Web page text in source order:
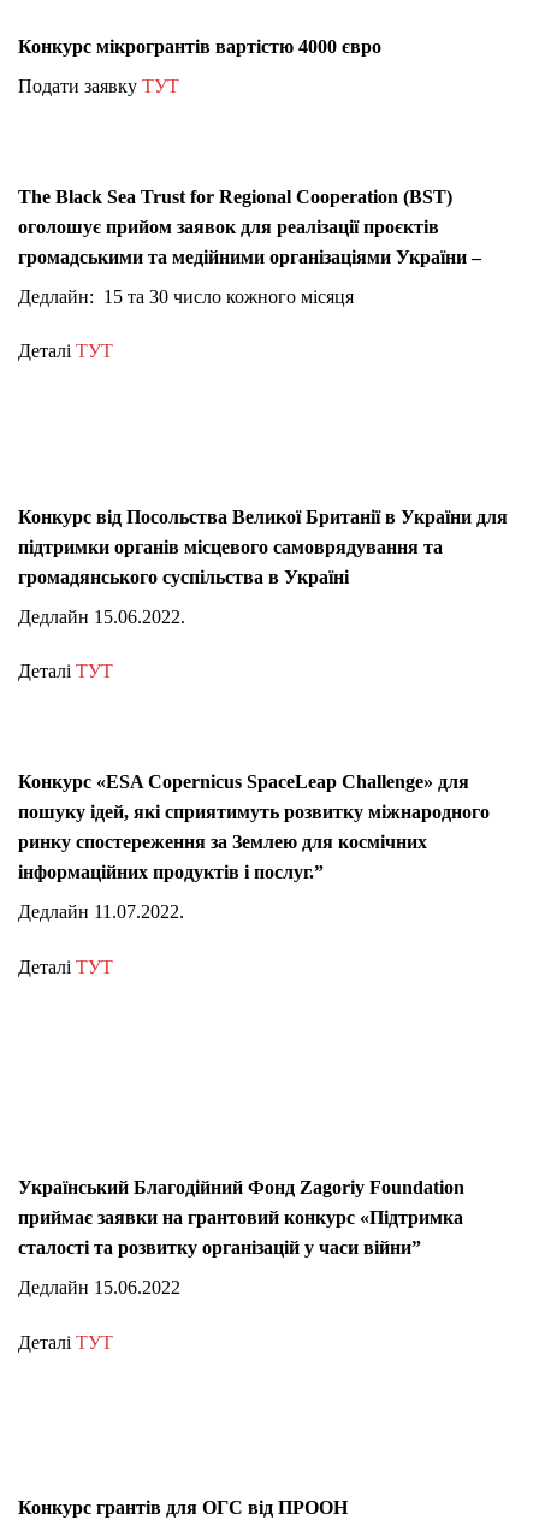
Конкурс мікрогрантів вартістю 4000 євро
Подати заявку ТУТ
The Black Sea Trust for Regional Cooperation (BST)
оголошує прийом заявок для реалізації проєктів
громадськими та медійними організаціями України –
Дедлайн: 15 та 30 число кожного місяця
Деталі ТУТ
Конкурс від Посольства Великої Британії в України для
підтримки органів місцевого самоврядування та
громадянського суспільства в Україні
Дедлайн 15.06.2022.
Деталі ТУТ
Конкурс «ESA Copernicus SpaceLeap Challenge» для
пошуку ідей, які сприятимуть розвитку міжнародного
ринку спостереження за Землею для космічних
інформаційних продуктів і послуг.”
Дедлайн 11.07.2022.
Деталі ТУТ
Український Благодійний Фонд Zagoriy Foundation
приймає заявки на грантовий конкурс «Підтримка
сталості та розвитку організацій у часи війни”
Дедлайн 15.06.2022
Деталі ТУТ
Конкурс грантів для ОГС від ПРООН